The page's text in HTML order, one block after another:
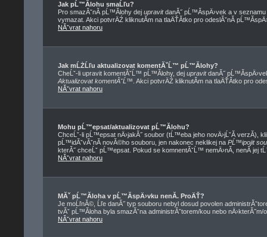
Jak pĹ™Ă­lohu smaĹľu?
Pro smazĂˇnĂ­ pĹ™Ă­lohy dej upravitdanĂ˝ pĹ™Ă­spÄ›vek a v
vymazat. Akci potvrÄŹ kliknutĂ­m na tlaÄŤĂ­tko pro odeslĂˇnĂ­
NĂˇvrat nahoru
Jak mĹŻĹľu aktualizovat komentĂˇĹ™ pĹ™Ă­lohy?
CheĹˇ-li upravit komentĂˇĹ™ pĹ™Ă­lohy, dej upravitdanĂ˝
Aktualizovat komentĂˇĹ™ . Akci potvrÄŹ kliknutĂ­m na tlaÄŤĂ­tko pro
NĂˇvrat nahoru
Mohu pĹ™epsat/aktualizovat pĹ™Ă­lohu?
ChceĹˇ-li pĹ™epsat nÄ›jakĂ˝ soubor (tĹ™eba jeho novÄ›jĹˇĂ­ verzĂ­),
pĹ™idĂˇvĂˇnĂ­ novĂ©ho souboru, jen nakonec neklikej na PĹ™ipojit
kterĂ˝ chceĹˇ pĹ™epsat. Pokud se komnentĂˇĹ™ nemÄ›nĂ­, nenĂ­ jej
NĂˇvrat nahoru
MĂˇ pĹ™Ă­loha v pĹ™Ă­spÄ›vku nenĂ­. ProÄŤ?
Je moĹľnĂ©, Ĺľe danĂ˝ typ souboru nebyl dosud povolen
tvĂˇ pĹ™Ă­loha byla smazĂˇna administrĂˇtorem/kou nebo
NĂˇvrat nahoru